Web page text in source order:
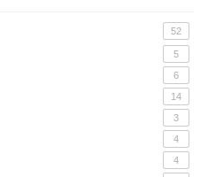
52
5
6
14
3
4
4